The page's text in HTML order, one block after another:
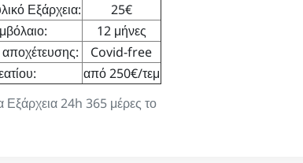
Εξάρχεια 24h 365 μέρες το
Εξάρχεια:
25€
12 μήνες
Covid-free
από 250€/τεμ